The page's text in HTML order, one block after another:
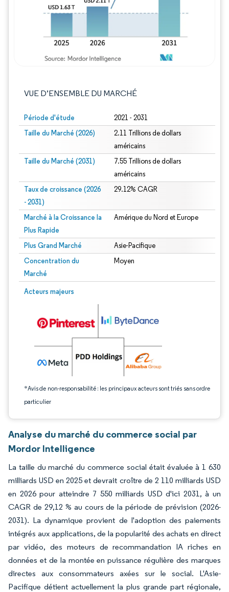
VUE D’ENSEMBLE DU MARCHÉ
Période d'étude 2021 - 2031
Taille du Marché (2026)
2.11 Trillions de dollars
américains
Taille du Marché (2031)
7.55 Trillions de dollars
américains
Taux de croissance (2026
- 2031)
29.12% CAGR
Marché à la Croissance la
Plus Rapide
Amérique du Nord et Europe
Plus Grand Marché Asie-Pacifique
Concentration du
Marché
Moyen
Acteurs majeurs
*Avis de non-responsabilité : les principaux acteurs sont triés sans ordre
particulier
Image © Mordor Intelligence. La réutilisation nécessite une attribution sous CC
Analyse du marché du commerce social par
Mordor Intelligence
La taille du marché du commerce social était évaluée à 1 630
milliards USD en 2025 et devrait croître de 2 110 milliards USD
en 2026 pour atteindre 7 550 milliards USD d'ici 2031, à un
CAGR de 29,12 % au cours de la période de prévision (2026-
2031). La dynamique provient de l'adoption des paiements
intégrés aux applications, de la popularité des achats en direct
par vidéo, des moteurs de recommandation IA riches en
données et de la montée en puissance régulière des marques
directes aux consommateurs axées sur le social. L'Asie-
Pacifique détient actuellement la plus grande part régionale,